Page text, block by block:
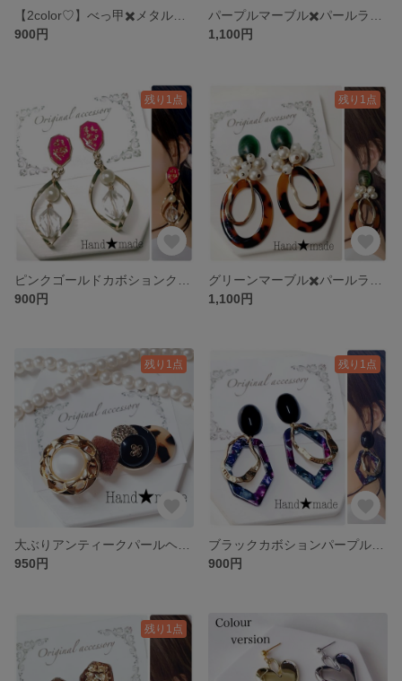
900円
1,100円
残り1点
900円
残り1点
1,100円
残り1点
950円
残り1点
900円
残り1点